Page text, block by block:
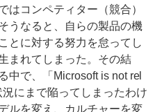
はコンペティター（競合）
うなると、自らの製品の機
とに対する努力を怠ってし
まれてしまった。その結
中で、「Microsoft is not rel
にまで陥ってしまったわけ
ルを変え、カルチャーを変